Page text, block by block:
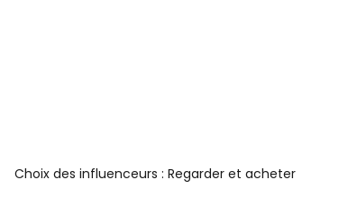
Choix des influenceurs : Regarder et acheter